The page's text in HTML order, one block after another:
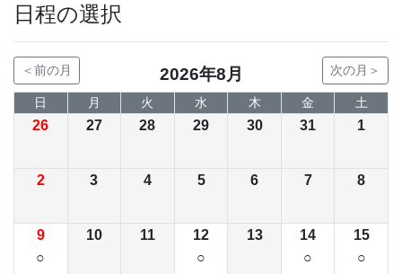
日程の選択
＜前の月 2026年8月 次の月＞
日 月 火 水 木 金 土
26 27 28 29 30 31 1
2 3 4 5 6 7 8
9
○
10 11
12
○
13
14
○
15
○